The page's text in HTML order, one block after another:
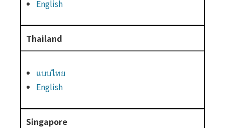
English
Thailand
แบบไทย
English
Singapore